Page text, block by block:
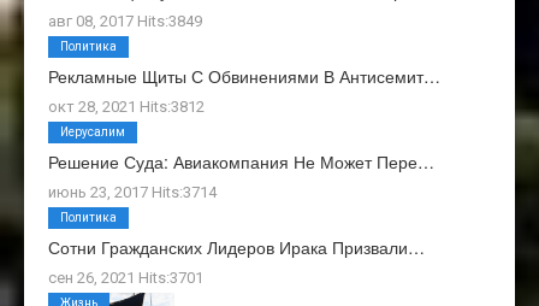
авг 08, 2017 Hits:3849
Рекламные Щиты С Обвинениями В Антисемит…
окт 28, 2021 Hits:3812
Политика
Решение Суда: Авиакомпания Не Может Пере…
июнь 23, 2017 Hits:3714
Иерусалим
Сотни Гражданских Лидеров Ирака Призвали…
сен 26, 2021 Hits:3701
Политика
Жизнь